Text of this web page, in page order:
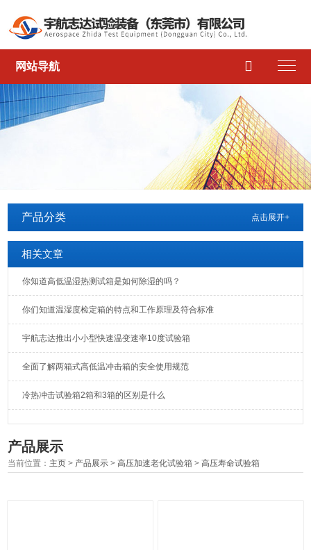
网站导航 
产品分类 点击展开+
相关文章
你知道高低温湿热测试箱是如何除湿的吗？
你们知道温湿度检定箱的特点和工作原理及符合标准
宇航志达推出小小型快速温变速率10度试验箱
全面了解两箱式高低温冲击箱的安全使用规范
冷热冲击试验箱2箱和3箱的区别是什么
产品展示
当前位置： 主页 > 产品展示 >高压加速老化试验箱 >高压寿命试验箱